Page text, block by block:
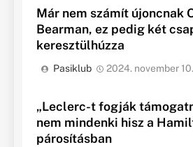
Már nem számít újoncnak
Bearman, ez pedig két
keresztülhúzza
Pasiklub 2024. november 10.
„Leclerc-t fogják
nem mindenki hisz a
párosításban